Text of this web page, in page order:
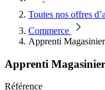
Toutes nos offres
Commerce
Apprenti
Apprenti
Référence